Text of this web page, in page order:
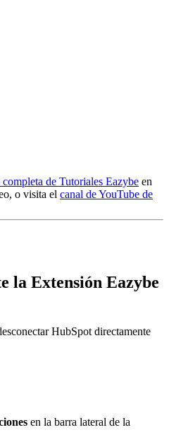
de Tutoriales Eazybe en
o visita el canal de YouTube de
la Extensión Eazybe
HubSpot directamente
en la barra lateral de la